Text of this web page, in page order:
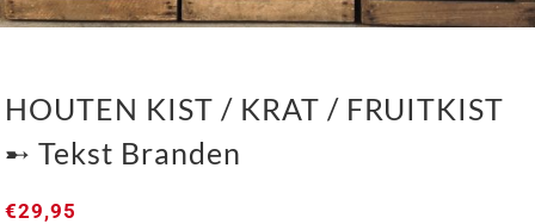
HOUTEN KIST / KRAT / FRUITKIST
➸ Tekst Branden
€29,95